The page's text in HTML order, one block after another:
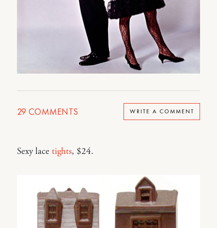
29 COMMENTS WRITE A COMMENT
Sexy lace tights, $24.